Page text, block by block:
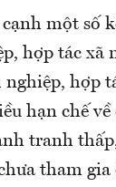
một số
hợp tác xã
nghiệp, hợp
hạn chế
tranh
tham gia